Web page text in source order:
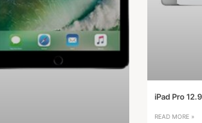
iPad Pro
READ MORE »